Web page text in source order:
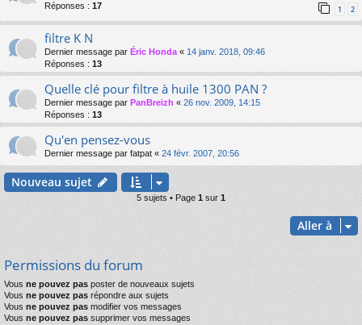
Réponses : 17 1 2
filtre K N
Dernier message par Éric Honda « 14 janv. 2018, 09:46
Réponses : 13
Quelle clé pour filtre à huile 1300 PAN ?
Dernier message par PanBreizh « 26 nov. 2009, 14:15
Réponses : 13
Qu'en pensez-vous
Dernier message par fatpat « 24 févr. 2007, 20:56
Nouveau sujet
5 sujets • Page 1 sur 1
Aller à
Permissions du forum
Vous ne pouvez pas poster de nouveaux sujets
Vous ne pouvez pas répondre aux sujets
Vous ne pouvez pas modifier vos messages
Vous ne pouvez pas supprimer vos messages